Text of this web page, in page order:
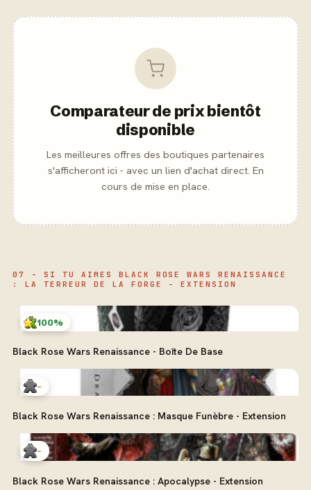
Comparateur de prix bientôt
disponible
Les meilleures offres des boutiques partenaires
s'afficheront ici - avec un lien d'achat direct. En
cours de mise en place.
07 - SI TU AIMES BLACK ROSE WARS RENAISSANCE
: LA TERREUR DE LA FORGE - EXTENSION
100%
Black Rose Wars Renaissance - Boîte De Base
-
Black Rose Wars Renaissance : Masque Funèbre - Extension
-
Black Rose Wars Renaissance : Apocalypse - Extension